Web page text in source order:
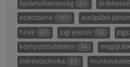
épületvillamosság 21
eszközeink 151 európából
hírek 67 jogi esetek 54
környezetvédelem 14 megújulók
méréstechnika 61